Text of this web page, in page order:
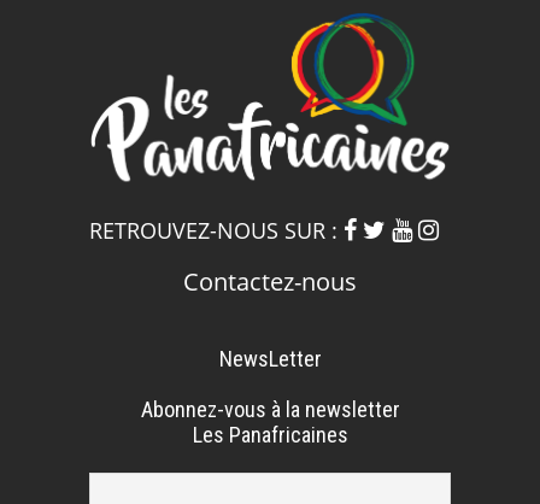
RETROUVEZ-NOUS SUR :
Contactez-nous
NewsLetter
Abonnez-vous à la newsletter
Les Panafricaines